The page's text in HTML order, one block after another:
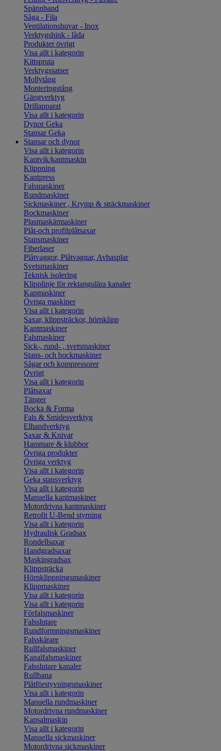
Spännband
Såga - Fila
Ventilationshuvar - Inox
Verktygshink - låda
Produkter övrigt
Visa allt i kategorin
Kittspruta
Verktygssatser
Mollytång
Monteringstång
Gängverktyg
Drillapparat
Visa allt i kategorin
Dynor Geka
Stansar Geka
Stansar och dynor
Visa allt i kategorin
Kantvik/kantmaskin
Klippning
Kantpress
Falsmaskiner
Rundmaskiner
Sickmaskiner , Krymp & sträckmaskiner
Bockmaskiner
Plasmaskärmaskiner
Plåt-och profilplåtsaxar
Stansmaskiner
Fiberlaser
Plåtvaggor, Plåtvagnar, Avhasplar
Svetsmaskiner
Teknisk isolering
Klipplinje för rektangulära kanaler
Kapmaskiner
Övriga maskiner
Visa allt i kategorin
Saxar, klippsträckor, hörnklipp
Kantmaskiner
Falsmaskiner
Sick-, rund- , svetsmaskiner
Stans- och bockmaskiner
Sågar och kompressorer
Övrigt
Visa allt i kategorin
Plåtsaxar
Tänger
Bocka & Forma
Fals & Smidesverktyg
Elhandverktyg
Saxar & Knivar
Hammare & klubbor
Övriga produkter
Övriga verktyg
Visa allt i kategorin
Geka stansverktyg
Visa allt i kategorin
Manuella kantmaskiner
Motordrivna kantmaskiner
Retrofit U-Bend styrning
Visa allt i kategorin
Hydraulisk Gradsax
Rondellsaxar
Handgradsaxar
Maskingradsax
Klippsträcka
Hörnklippningsmaskiner
Klippmaskiner
Visa allt i kategorin
Visa allt i kategorin
Förfalsmaskiner
Falsslutare
Rundformningsmaskiner
Falsskärare
Rullfalsmaskiner
Kanalfalsmaskiner
Falsslutare kanaler
Rullbana
Plåtförstyvningsmaskiner
Visa allt i kategorin
Manuella rundmaskiner
Motordrivna rundmaskiner
Kapsalmaskin
Visa allt i kategorin
Manuella sickmaskiner
Motordrivna sickmaskiner